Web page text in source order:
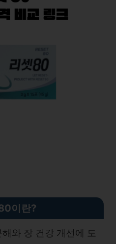
이란?
와 장 건강 개선에 도